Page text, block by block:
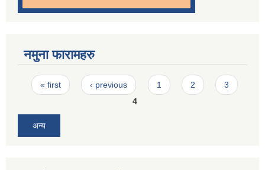
नमुना फारामहरु
Pages
« first ‹ previous 1 2
3
4
अन्य